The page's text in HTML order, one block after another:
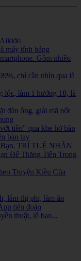
máy tính bảng
Gồm nhiều
chỉ cần nhìn qua là
lộc, làm 1 hưởng 10, là
đàn ông, giải mã nốt
tiền" qua khe hở bàn
bàn tay
Bạn. TRÍ TUỆ NHÂN
Để Thăng Tiến Trong
Truyện Kiều Của
lắm thị phi, làm ăn
tiên đoán
thuật, lỗ ban...